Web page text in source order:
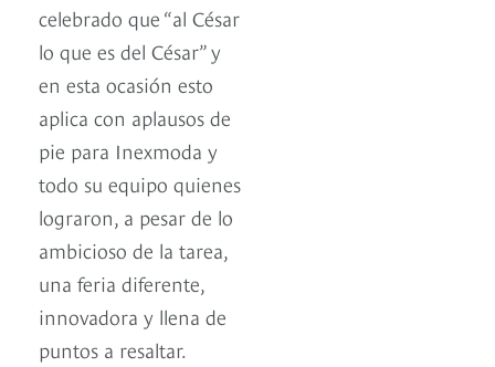
celebrado que “al César
lo que es del César” y
en esta ocasión esto
aplica con aplausos de
pie para Inexmoda y
todo su equipo quienes
lograron, a pesar de lo
ambicioso de la tarea,
una feria diferente,
innovadora y llena de
puntos a resaltar.